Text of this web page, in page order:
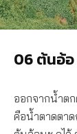
06 ต้นอ้อ
ออกจากน้ำตก
คือน้ำตาดตาด